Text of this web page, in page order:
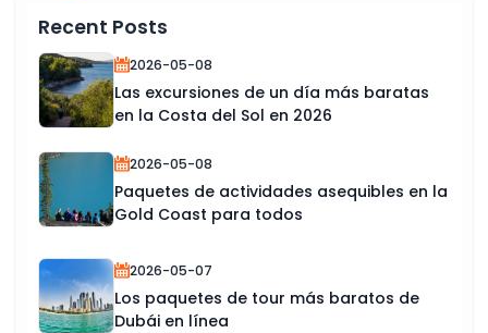
Recent Posts
2026-05-08
Las excursiones de un día más baratas
en la Costa del Sol en 2026
2026-05-08
Paquetes de actividades asequibles en la
Gold Coast para todos
2026-05-07
Los paquetes de tour más baratos de
Dubái en línea